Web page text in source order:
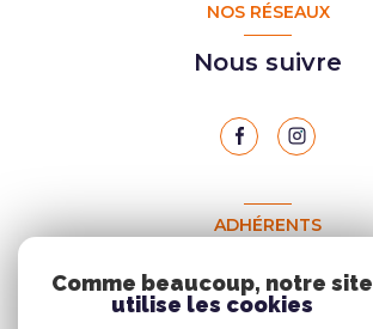
NOS RÉSEAUX
Nous suivre
ADHÉRENTS
Nous adhérons
Comme beaucoup, notre site
utilise les cookies